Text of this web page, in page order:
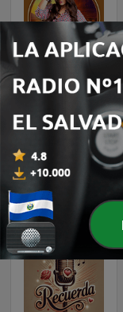
Top 90's